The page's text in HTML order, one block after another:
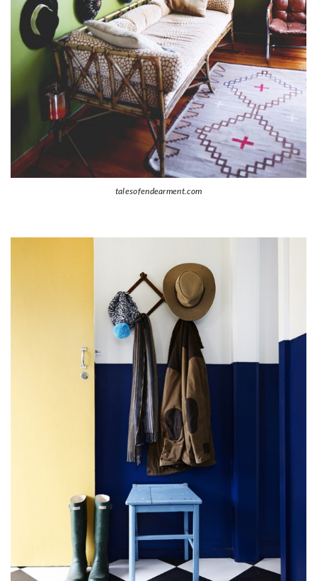
talesofendearment.com